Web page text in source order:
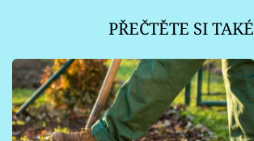
PŘEČTĚTE SI TAKÉ